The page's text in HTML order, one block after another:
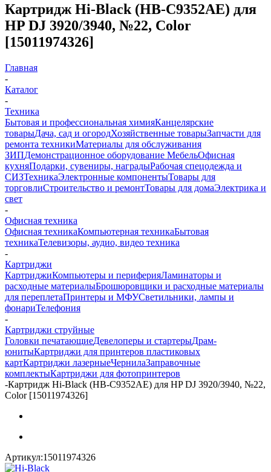
Картридж Hi-Black (HB-C9352AE) для
HP DJ 3920/3940, №22, Color
[15011974326]
Главная
-
Каталог
-
Техника
Бытовая и профессиональная химияКанцелярские
товарыДача, сад и огородХозяйственные товарыЗапчасти для
ремонта техникиМатериалы для обслуживания
ЗИПДемонстрационное оборудование МебельОфисная
кухняПодарки, сувениры, наградыРабочая спецодежда и
СИЗТехникаЭлектронные компонентыТовары для
торговлиСтроительство и ремонтТовары для домаЭлектрика и
свет
-
Офисная техника
Офисная техникаКомпьютерная техникаБытовая
техникаТелевизоры, аудио, видео техника
-
Картриджи
КартриджиКомпьютеры и периферияЛаминаторы и
расходные материалыБрошюровщики и расходные материалы
для переплетаПринтеры и МФУСветильники, лампы и
фонариТелефония
-
Картриджи струйные
Головки печатающиеДевелоперы и стартерыДрам-
юнитыКартриджи для принтеров пластиковых
картКартриджи лазерныеЧернилаЗаправочные
комплектыКартриджи для фотопринтеров
-Картридж Hi-Black (HB-C9352AE) для HP DJ 3920/3940, №22,
Color [15011974326]
Артикул:15011974326